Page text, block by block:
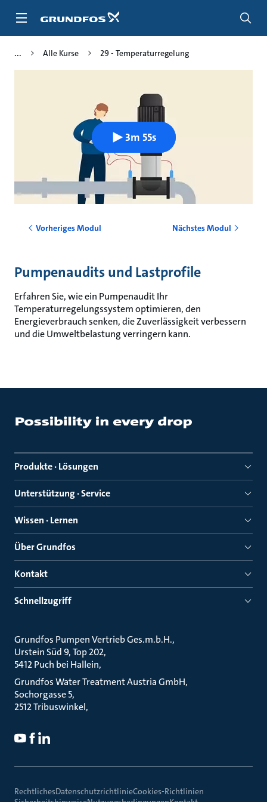
Inhalt
Alle Kurse 29 - Temperaturregelung
3m 55s
Vorheriges Modul Nächstes Modul
Pumpenaudits und Lastprofile
Erfahren Sie, wie ein Pumpenaudit Ihr
Temperaturregelungssystem optimieren, den
Energieverbrauch senken, die Zuverlässigkeit verbessern
und die Umweltbelastung verringern kann.
Produkte · Lösungen
Unterstützung · Service
Wissen · Lernen
Über Grundfos
Kontakt
Schnellzugriff
Grundfos Pumpen Vertrieb Ges.m.b.H.
Urstein Süd 9, Top 202
5412 Puch bei Hallein
Grundfos Water Treatment Austria GmbH
Sochorgasse 5
2512 Tribuswinkel
RechtlichesDatenschutzrichtlinieCookies-Richtlinien